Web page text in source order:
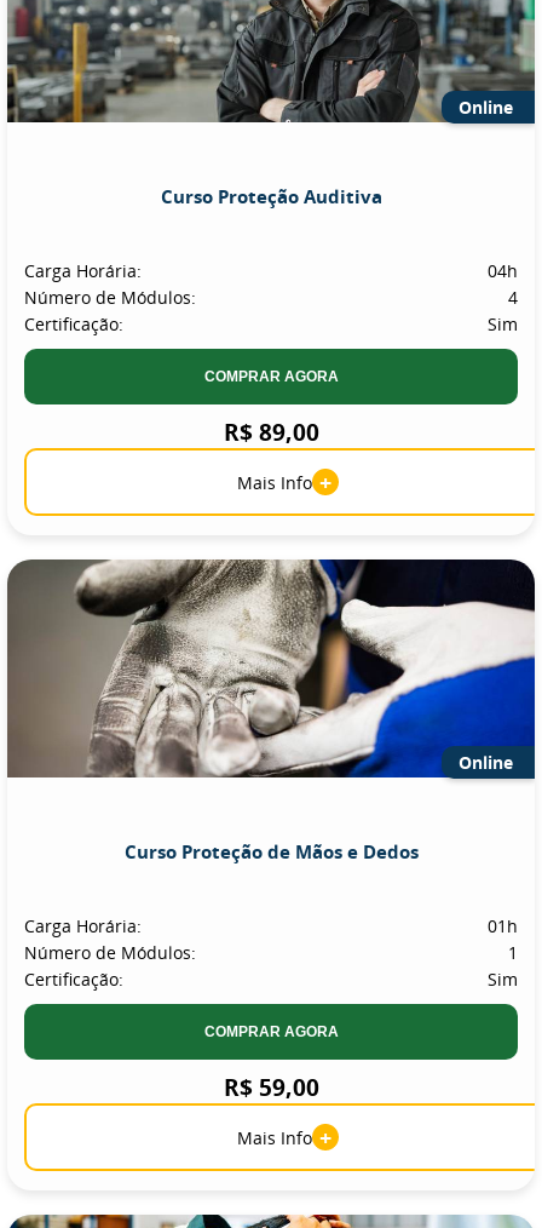
Online
Curso Proteção Auditiva
Carga Horária:
04h
Número de Módulos:
4
Certificação:
Sim
COMPRAR AGORA
R$ 89,00
Mais Info +
Online
Curso Proteção de Mãos e Dedos
Carga Horária:
01h
Número de Módulos:
1
Certificação:
Sim
COMPRAR AGORA
R$ 59,00
Mais Info +